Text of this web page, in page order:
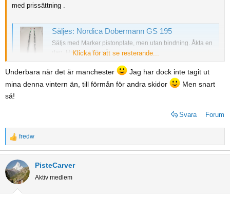
med prissättning .
Säljes: Nordica Dobermann GS 195
Säljs med Marker pistonplate, men utan bindning. Åkta en
dag. Hämtas i Umeå.
www.freeride.se
Klicka för att se resterande...
Underbara när det är manchester
Jag har dock inte tagit ut
mina denna vintern än, till förmån för andra skidor
Men snart
så!
Svara Forum
R
e
a
c
t
i
fredw
PisteCarver
Aktiv medlem